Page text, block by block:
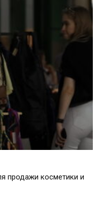
продажи косметики и